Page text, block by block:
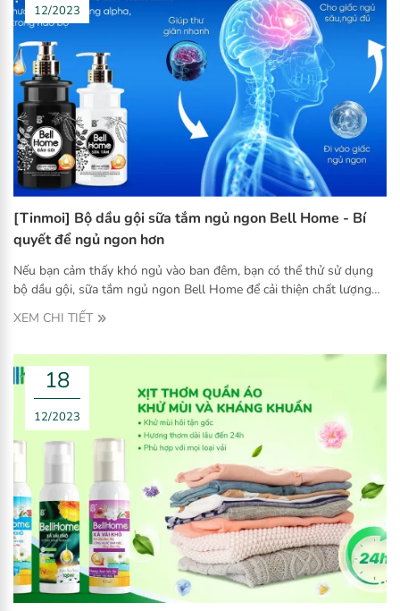
12/2023
[Tinmoi] Bộ dầu gội sữa tắm ngủ ngon Bell Home - Bí
quyết để ngủ ngon hơn
Nếu bạn cảm thấy khó ngủ vào ban đêm, bạn có thể thử sử dụng
bộ dầu gội, sữa tắm ngủ ngon Bell Home để cải thiện chất lượng
XEM CHI TIẾT
18
12/2023